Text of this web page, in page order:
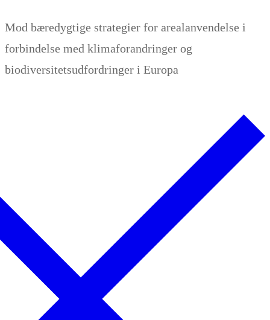
Inhalt
springen
Mod bæredygtige strategier for arealanvendelse i
forbindelse med klimaforandringer og
biodiversitetsudfordringer i Europa